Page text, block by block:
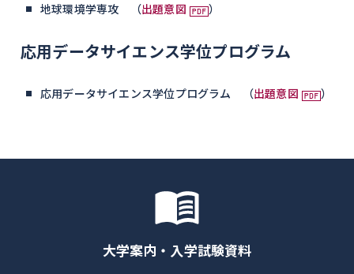
地球環境学専攻 （出題意図 ）
応用データサイエンス学位プログラム
応用データサイエンス学位プログラム （出題意図 ）
大学案内・入学試験資料